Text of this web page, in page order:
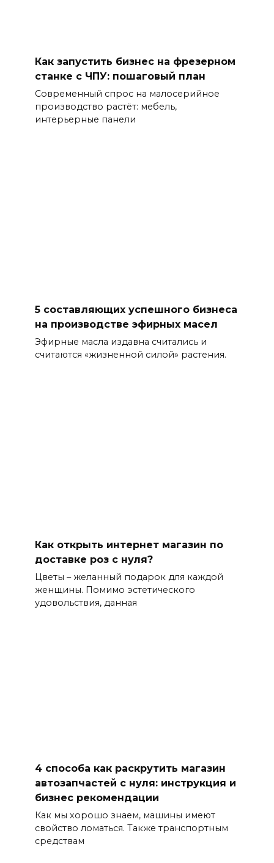
Как запустить бизнес на фрезерном
станке с ЧПУ: пошаговый план
Современный спрос на малосерийное
производство растёт: мебель,
интерьерные панели
5 составляющих успешного бизнеса
на производстве эфирных масел
Эфирные масла издавна считались и
считаются «жизненной силой» растения.
Как открыть интернет магазин по
доставке роз с нуля?
Цветы – желанный подарок для каждой
женщины. Помимо эстетического
удовольствия, данная
4 способа как раскрутить магазин
автозапчастей с нуля: инструкция и
бизнес рекомендации
Как мы хорошо знаем, машины имеют
свойство ломаться. Также транспортным
средствам